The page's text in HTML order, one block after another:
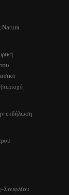
Natura
εκδήλωση